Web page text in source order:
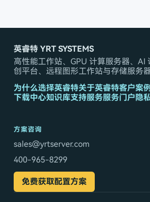
英睿特 YRT SYSTEMS
高性能工作站、GPU 计算服务器、AI
创平台、远程图形工作站与存储服务器
为什么选择英睿特关于英睿特客户案例
下载中心知识库支持服务服务门户隐
方案咨询
sales@yrtserver.com
400-965-8299
免费获取配置方案